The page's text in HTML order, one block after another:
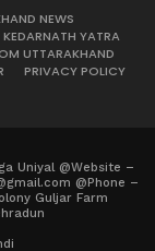
NEWS
KEDARNATH YATRA
UTTARAKHAND
PRIVACY POLICY
Uniyal @Website –
@Phone –
Guljar Farm